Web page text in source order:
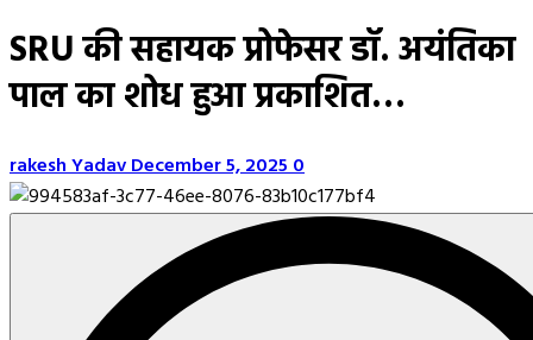
SRU की सहायक प्रोफेसर डॉ. अयंतिका
पाल का शोध हुआ प्रकाशित…
rakesh YadavDecember 5, 20250